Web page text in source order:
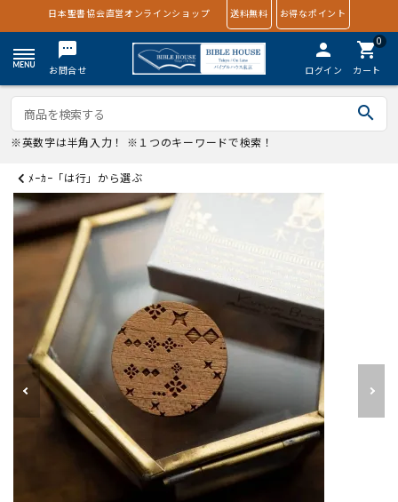
日本聖書協会直営オンラインショップ 送料無料 お得なポイント
textsms
お問合せ
person
ログイン
0
shopping_cart
カート
search
※英数字は半角入力！ ※１つのキーワードで検索！
ﾒｰｶｰ「は行」から選ぶ